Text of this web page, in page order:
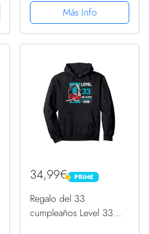
1988 Sudadera con
Capucha
Más Info
34,99€ PRIME
PRIME
Regalo del 33
cumpleaños Level 33